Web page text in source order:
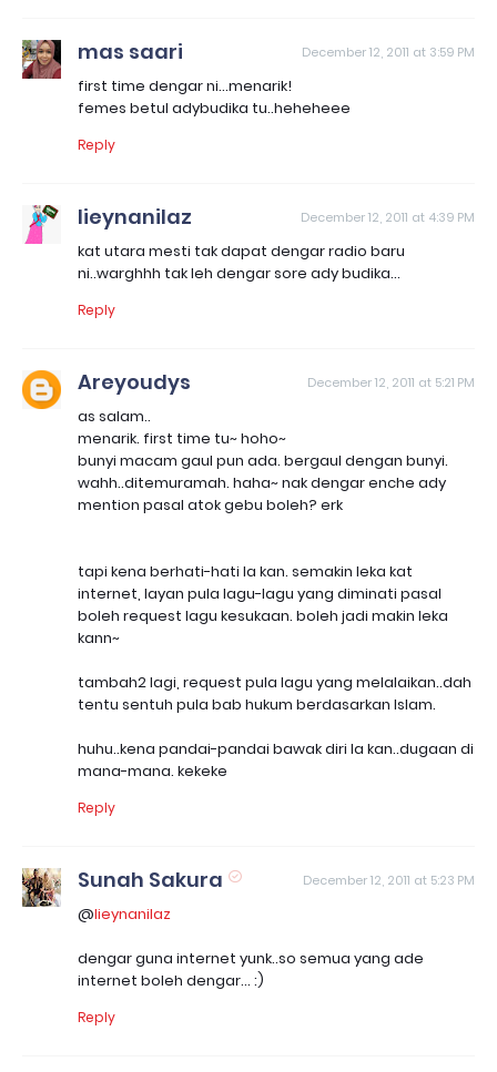
mas saari December 12, 2011 at 3:59 PM
first time dengar ni...menarik!
femes betul adybudika tu..heheheee
Reply
lieynanilaz December 12, 2011 at 4:39 PM
kat utara mesti tak dapat dengar radio baru
ni..warghhh tak leh dengar sore ady budika...
Reply
Areyoudys December 12, 2011 at 5:21 PM
as salam..
menarik. first time tu~ hoho~
bunyi macam gaul pun ada. bergaul dengan bunyi.
wahh..ditemuramah. haha~ nak dengar enche ady
mention pasal atok gebu boleh? erk
tapi kena berhati-hati la kan. semakin leka kat
internet, layan pula lagu-lagu yang diminati pasal
boleh request lagu kesukaan. boleh jadi makin leka
kann~
tambah2 lagi, request pula lagu yang melalaikan..dah
tentu sentuh pula bab hukum berdasarkan Islam.
huhu..kena pandai-pandai bawak diri la kan..dugaan di
mana-mana. kekeke
Reply
Sunah Sakura December 12, 2011 at 5:23 PM
@lieynanilaz
dengar guna internet yunk..so semua yang ade
internet boleh dengar... :)
Reply